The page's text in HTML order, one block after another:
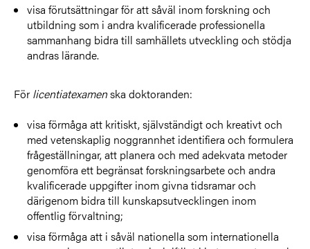
visa förutsättningar för att såväl inom forskning och
utbildning som i andra kvalificerade professionella
sammanhang bidra till samhällets utveckling och stödja
andras lärande.
För licentiatexamenska doktoranden:
visa förmåga att kritiskt, självständigt och kreativt och
med vetenskaplig noggrannhet identifiera och formulera
frågeställningar, att planera och med adekvata metoder
genomföra ett begränsat forskningsarbete och andra
kvalificerade uppgifter inom givna tidsramar och
därigenom bidra till kunskapsutvecklingen inom
offentlig förvaltning;
visa förmåga att i såväl nationella som internationella